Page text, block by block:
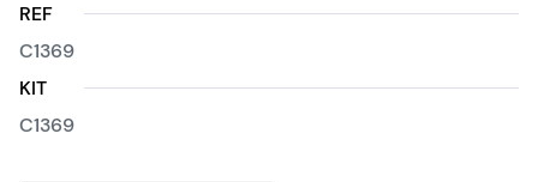
REF
C1369
KIT
C1369